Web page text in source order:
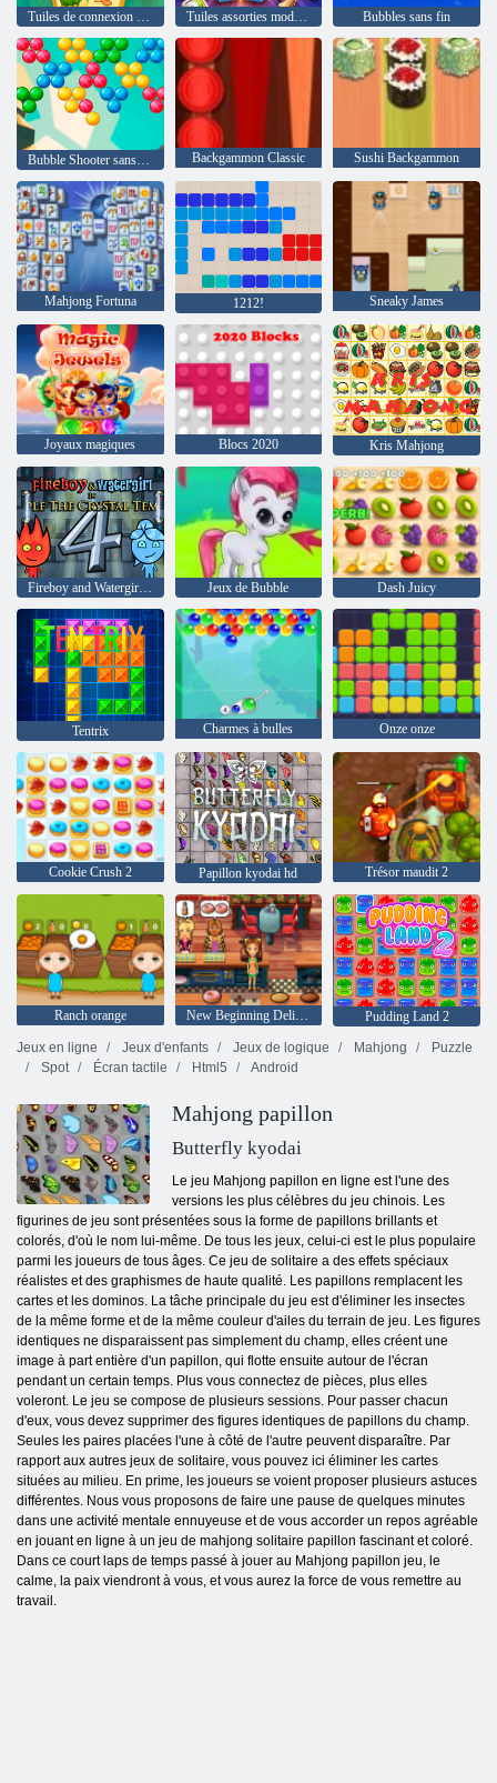
Tuiles de connexion Roi du Mahjong Tuiles assorties modèle 3D Bubbles sans fin
Backgammon Classic Sushi Backgammon
Mahjong Fortuna 1212! Sneaky James
Joyaux magiques Blocs 2020 Kris Mahjong
Fireboy and Watergirl 4: The Crystal Temple Jeux de Bubble Dash Juicy
Tentrix Charmes à bulles Onze onze
Cookie Crush 2 Papillon kyodai hd Trésor maudit 2
Ranch orange New Beginning Delicious Emily
Pudding Land 2
Jeux en ligne
Jeux d'enfants Jeux de logique Mahjong
Puzzle
Spot
Écran tactile Html5 Android
Mahjong papillon
Butterfly kyodai
Le jeu Mahjong papillon en ligne est l'une des
versions les plus célèbres du jeu chinois. Les
figurines de jeu sont présentées sous la forme de papillons brillants et
colorés, d'où le nom lui-même. De tous les jeux, celui-ci est le plus populaire
parmi les joueurs de tous âges. Ce jeu de solitaire a des effets spéciaux
réalistes et des graphismes de haute qualité. Les papillons remplacent les
cartes et les dominos. La tâche principale du jeu est d'éliminer les insectes
de la même forme et de la même couleur d'ailes du terrain de jeu. Les figures
identiques ne disparaissent pas simplement du champ, elles créent une
image à part entière d'un papillon, qui flotte ensuite autour de l'écran
pendant un certain temps. Plus vous connectez de pièces, plus elles
voleront. Le jeu se compose de plusieurs sessions. Pour passer chacun
d'eux, vous devez supprimer des figures identiques de papillons du champ.
Seules les paires placées l'une à côté de l'autre peuvent disparaître. Par
rapport aux autres jeux de solitaire, vous pouvez ici éliminer les cartes
situées au milieu. En prime, les joueurs se voient proposer plusieurs astuces
différentes. Nous vous proposons de faire une pause de quelques minutes
dans une activité mentale ennuyeuse et de vous accorder un repos agréable
en jouant en ligne à un jeu de mahjong solitaire papillon fascinant et coloré.
Dans ce court laps de temps passé à jouer au Mahjong papillon jeu, le
calme, la paix viendront à vous, et vous aurez la force de vous remettre au
travail.